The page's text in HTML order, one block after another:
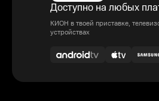
Доступно на любых
КИОН в твоей приставке,
устройствах